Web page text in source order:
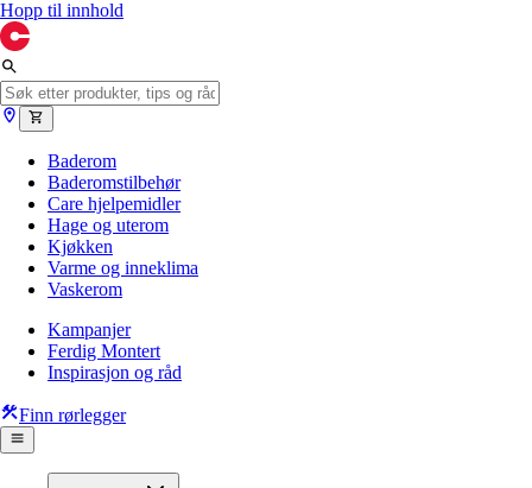
Hopp til innhold
Baderom
Baderomstilbehør
Care hjelpemidler
Hage og uterom
Kjøkken
Varme og inneklima
Vaskerom
Kampanjer
Ferdig Montert
Inspirasjon og råd
Finn rørlegger